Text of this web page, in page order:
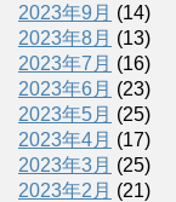
2023年9月 (14)
2023年8月 (13)
2023年7月 (16)
2023年6月 (23)
2023年5月 (25)
2023年4月 (17)
2023年3月 (25)
2023年2月 (21)